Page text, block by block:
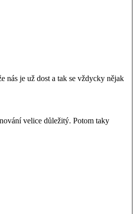
nás je už dost a tak se vždycky nějak
velice důležitý. Potom taky